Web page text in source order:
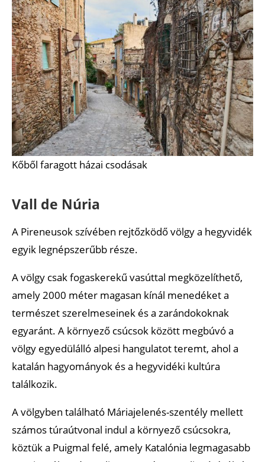
Kőből faragott házai csodásak
Vall de Núria
A Pireneusok szívében rejtőzködő völgy a hegyvidék
egyik legnépszerűbb része.
A völgy csak fogaskerekű vasúttal megközelíthető,
amely 2000 méter magasan kínál menedéket a
természet szerelmeseinek és a zarándokoknak
egyaránt. A környező csúcsok között megbúvó a
völgy egyedülálló alpesi hangulatot teremt, ahol a
katalán hagyományok és a hegyvidéki kultúra
találkozik.
A völgyben található Máriajelenés-szentély mellett
számos túraútvonal indul a környező csúcsokra,
köztük a Puigmal felé, amely Katalónia legmagasabb